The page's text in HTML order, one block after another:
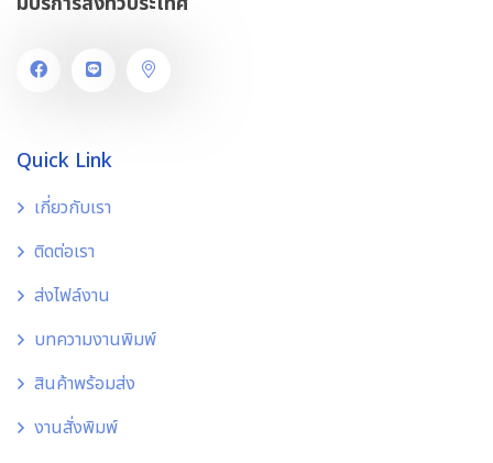
Quick Link
เกี่ยวกับเรา
ติดต่อเรา
ส่งไฟล์งาน
บทความงานพิมพ์
สินค้าพร้อมส่ง
งานสั่งพิมพ์